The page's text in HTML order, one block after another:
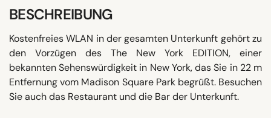
BESCHREIBUNG
Kostenfreies WLAN in der gesamten Unterkunft gehört zu
den Vorzügen des The New York EDITION, einer
bekannten Sehenswürdigkeit in New York, das Sie in 22 m
Entfernung vom Madison Square Park begrüßt. Besuchen
Sie auch das Restaurant und die Bar der Unterkunft.